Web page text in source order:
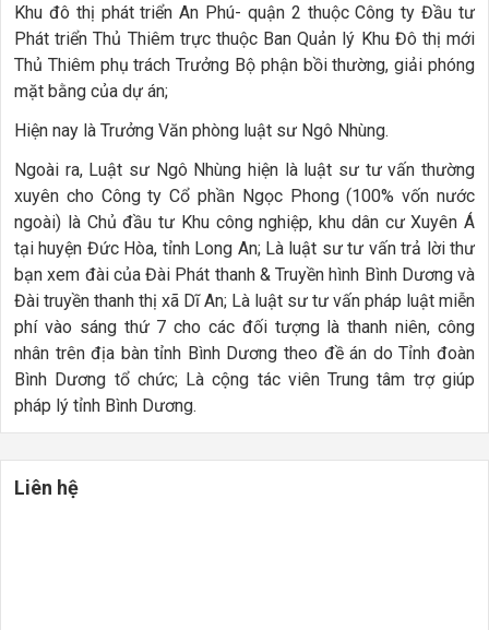
Khu đô thị phát triển An Phú- quận 2 thuộc Công ty Đầu tư
Phát triển Thủ Thiêm trực thuộc Ban Quản lý Khu Đô thị mới
Thủ Thiêm phụ trách Trưởng Bộ phận bồi thường, giải phóng
mặt bằng của dự án;
Hiện nay là Trưởng Văn phòng luật sư Ngô Nhùng.
Ngoài ra, Luật sư Ngô Nhùng hiện là luật sư tư vấn thường
xuyên cho Công ty Cổ phần Ngọc Phong (100% vốn nước
ngoài) là Chủ đầu tư Khu công nghiệp, khu dân cư Xuyên Á
tại huyện Đức Hòa, tỉnh Long An; Là luật sư tư vấn trả lời thư
bạn xem đài của Đài Phát thanh & Truyền hình Bình Dương và
Đài truyền thanh thị xã Dĩ An; Là luật sư tư vấn pháp luật miễn
phí vào sáng thứ 7 cho các đối tượng là thanh niên, công
nhân trên địa bàn tỉnh Bình Dương theo đề án do Tỉnh đoàn
Bình Dương tổ chức; Là cộng tác viên Trung tâm trợ giúp
pháp lý tỉnh Bình Dương.
Liên hệ